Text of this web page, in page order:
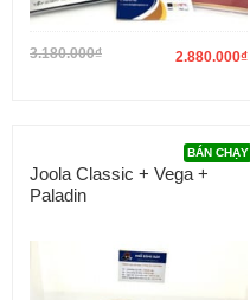
3.180.000₫ 2.880.000₫
Joola Classic + Vega +
Paladin
BÁN CHẠY